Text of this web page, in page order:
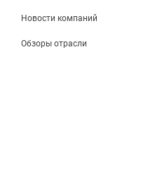
Новости компаний
Обзоры отрасли